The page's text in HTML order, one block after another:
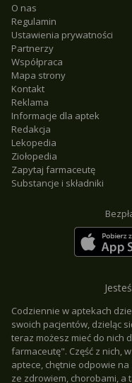
O nas
Regulamin
Ustawienia prywatności
Partnerzy
Współpraca
Mapa strony
Kontakt
Reklama
Informacje dla aptek
Redakcja
Lekopedia
Ziołopedia
Zapytaj farmaceutę
Substancje i składniki
Codziennie w aptekach
swoich pacjentów, dzieląc
teraz możesz mieć do nich
farmaceutę". Część z nich,
aptece, chętnie odpowie
ze zdrowiem, chorobami, a